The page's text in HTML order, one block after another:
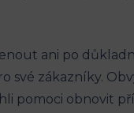
ani po
své zákazníky.
pomoci obnovit